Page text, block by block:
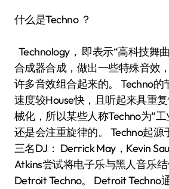
什么是Techno ？
Technology， 即表示“高科技舞
合成器合成，做出一些特殊音效
许多音效组合起来的。 Techno
速度较House快，且听起来具重
械化，所以某些人称Techno为“
还是会注重旋律的。 Techno起
三名DJ： Derrick May，Kevin
Atkins尝试将电子乐与黑人音乐
Detroit Techno。 Detroit Techno